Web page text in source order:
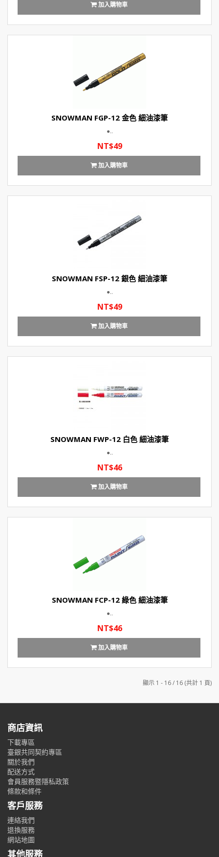
加入購物車
SNOWMAN FGP-12 金色 細油漆筆
●..
NT$49
加入購物車
SNOWMAN FSP-12 銀色 細油漆筆
●..
NT$49
加入購物車
SNOWMAN FWP-12 白色 細油漆筆
●..
NT$46
加入購物車
SNOWMAN FCP-12 綠色 細油漆筆
●..
NT$46
加入購物車
顯示 1 - 16 / 16 (共計 1 頁)
商店資訊
下載專區
臺銀共同契約專區
關於我們
配送方式
會員服務暨隱私政策
條款和條件
客戶服務
連絡我們
退換服務
網站地圖
其他服務